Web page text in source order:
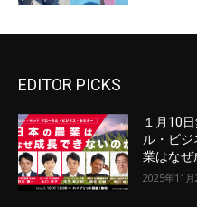
EDITOR PICKS
１月10
ル・ビ
業はなぜ
2025年11月